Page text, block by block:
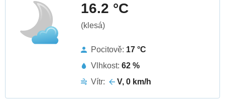
16.2 °C
(klesá)
Pocitově: 17 °C
Vlhkost: 62 %
Vítr:
V, 0 km/h